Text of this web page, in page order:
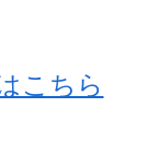
こちら